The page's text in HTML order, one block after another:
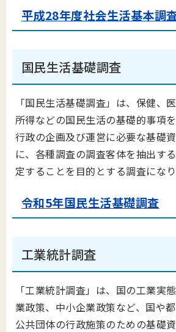
平成28年度社会生活基本調
国民生活基礎調査
「国民生活基礎調査」は、保健、
所得などの国民生活の基礎的事項
行政の企画及び運営に必要な基礎
に、各種調査の調査客体を抽出す
定することを目的とする調査になり
令和5年国民生活基礎調査
工業統計調査
「工業統計調査」は、国の工業実
業政策、中小企業政策など、国や
公共団体の行政施策のための基礎